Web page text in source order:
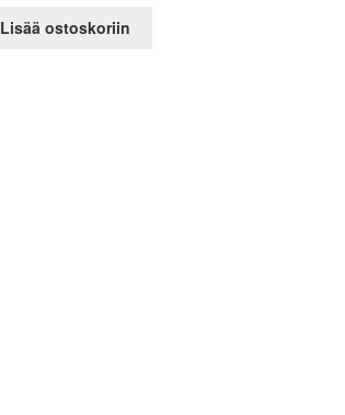
Lisää ostoskoriin